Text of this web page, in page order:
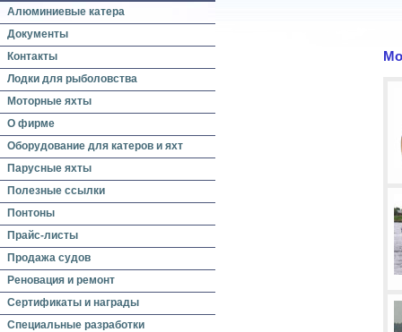
Алюминиевые катера
Документы
Контакты
Лодки для рыболовства
Моторные яхты
О фирме
Оборудование для катеров и яхт
Парусные яхты
Полезные ссылки
Понтоны
Прайс-листы
Продажа судов
Реновация и ремонт
Сертификаты и награды
Специальные разработки